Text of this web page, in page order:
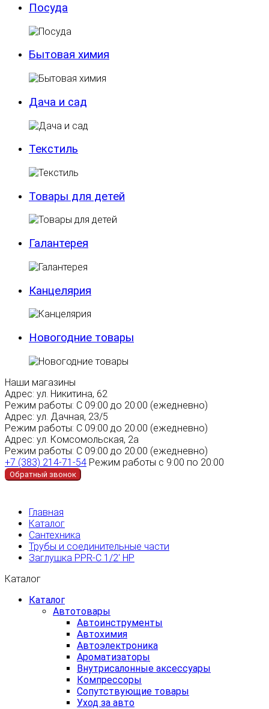
Посуда
Бытовая химия
Дача и сад
Текстиль
Товары для детей
Галантерея
Канцелярия
Новогодние товары
Наши магазины
Адрес: ул. Никитина, 62
Режим работы: С 09:00 до 20:00 (ежедневно)
Адрес: ул. Дачная, 23/5
Режим работы: С 09:00 до 20:00 (ежедневно)
Адрес: ул. Комсомольская, 2а
Режим работы: С 09:00 до 20:00 (ежедневно)
+7 (383) 214-71-54 Режим работы с 9:00 по 20:00
Обратный звонок
Главная
Каталог
Сантехника
Трубы и соединительные части
Заглушка PPR-C 1/2' НР
Каталог
Каталог
Автотовары
Автоинструменты
Автохимия
Автоэлектроника
Ароматизаторы
Внутрисалонные аксессуары
Компрессоры
Сопутствующие товары
Уход за авто